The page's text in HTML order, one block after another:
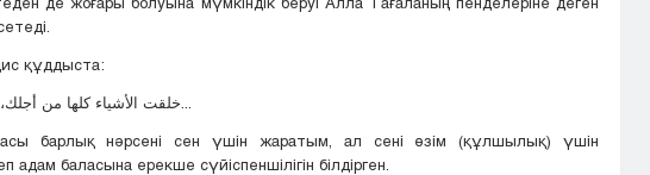
құддыста:
барлық нәрсені сен үшін жаратым, ал сені өзім (құлшылық) үшін
баласына ерекше сүйіспеншілігін білдірген.